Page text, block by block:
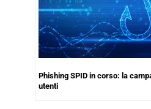
Phishing SPID in corso: la
utenti